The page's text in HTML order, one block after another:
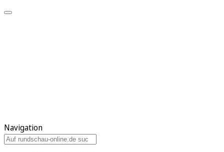
Navigation